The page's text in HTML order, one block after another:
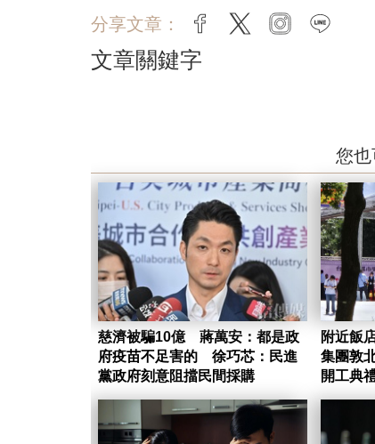
分享文章： facebook
twitter instagram
文章關鍵字
您
慈濟被騙10億 蔣萬安：都是政
府疫苗不足害的 徐巧芯：民進
黨政府刻意阻擋民間採購
附近飯
集團敦
開工典